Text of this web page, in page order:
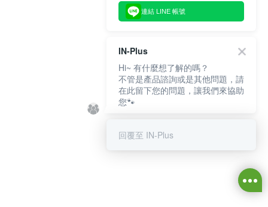
連結 LINE 帳號
IN-Plus
Hi~ 有什麼想了解的嗎？
不管是產品諮詢或是其他問題，請
在此留下您的問題，讓我們來協助
您🐾
回覆至 IN-Plus